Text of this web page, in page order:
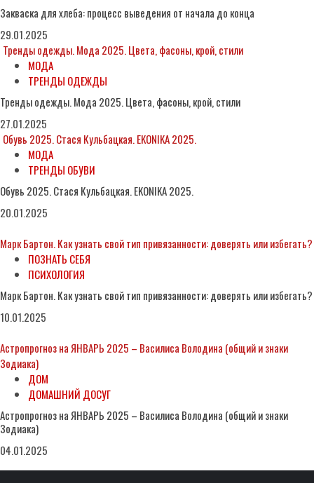
Закваска для хлеба: процесс выведения от начала до конца
29.01.2025
Тренды одежды. Мода 2025. Цвета, фасоны, крой, стили
МОДА
ТРЕНДЫ ОДЕЖДЫ
Тренды одежды. Мода 2025. Цвета, фасоны, крой, стили
27.01.2025
Обувь 2025. Стася Кульбацкая. EKONIKA 2025.
МОДА
ТРЕНДЫ ОБУВИ
Обувь 2025. Стася Кульбацкая. EKONIKA 2025.
20.01.2025
Марк Бартон. Как узнать свой тип привязанности: доверять или избегать?
ПОЗНАТЬ СЕБЯ
ПСИХОЛОГИЯ
Марк Бартон. Как узнать свой тип привязанности: доверять или избегать?
10.01.2025
Астропрогноз на ЯНВАРЬ 2025 – Василиса Володина (общий и знаки
Зодиака)
ДОМ
ДОМАШНИЙ ДОСУГ
Астропрогноз на ЯНВАРЬ 2025 – Василиса Володина (общий и знаки
Зодиака)
04.01.2025